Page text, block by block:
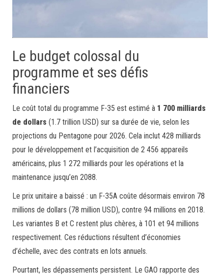
Le budget colossal du
programme et ses défis
financiers
Le coût total du programme F-35 est estimé à 1 700 milliards
de dollars (1.7 trillion USD) sur sa durée de vie, selon les
projections du Pentagone pour 2026. Cela inclut 428 milliards
pour le développement et l’acquisition de 2 456 appareils
américains, plus 1 272 milliards pour les opérations et la
maintenance jusqu’en 2088.
Le prix unitaire a baissé : un F-35A coûte désormais environ 78
millions de dollars (78 million USD), contre 94 millions en 2018.
Les variantes B et C restent plus chères, à 101 et 94 millions
respectivement. Ces réductions résultent d’économies
d’échelle, avec des contrats en lots annuels.
Pourtant, les dépassements persistent. Le GAO rapporte des